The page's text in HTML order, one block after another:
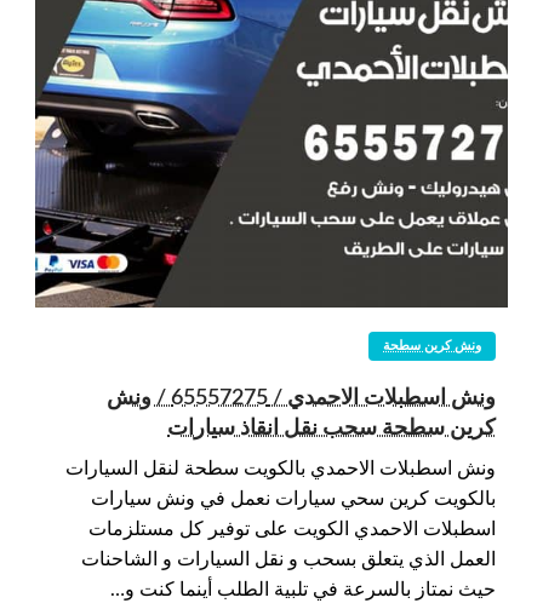
ونش كرين سطحة
ونش اسطبلات الاحمدي / 65557275 / ونش
كرين سطحة سحب نقل انقاذ سيارات
ونش اسطبلات الاحمدي بالكويت سطحة لنقل السيارات
بالكويت كرين سحي سيارات نعمل في ونش سيارات
اسطبلات الاحمدي الكويت على توفير كل مستلزمات
العمل الذي يتعلق بسحب و نقل السيارات و الشاحنات
حيث نمتاز بالسرعة في تلبية الطلب أينما كنت و…